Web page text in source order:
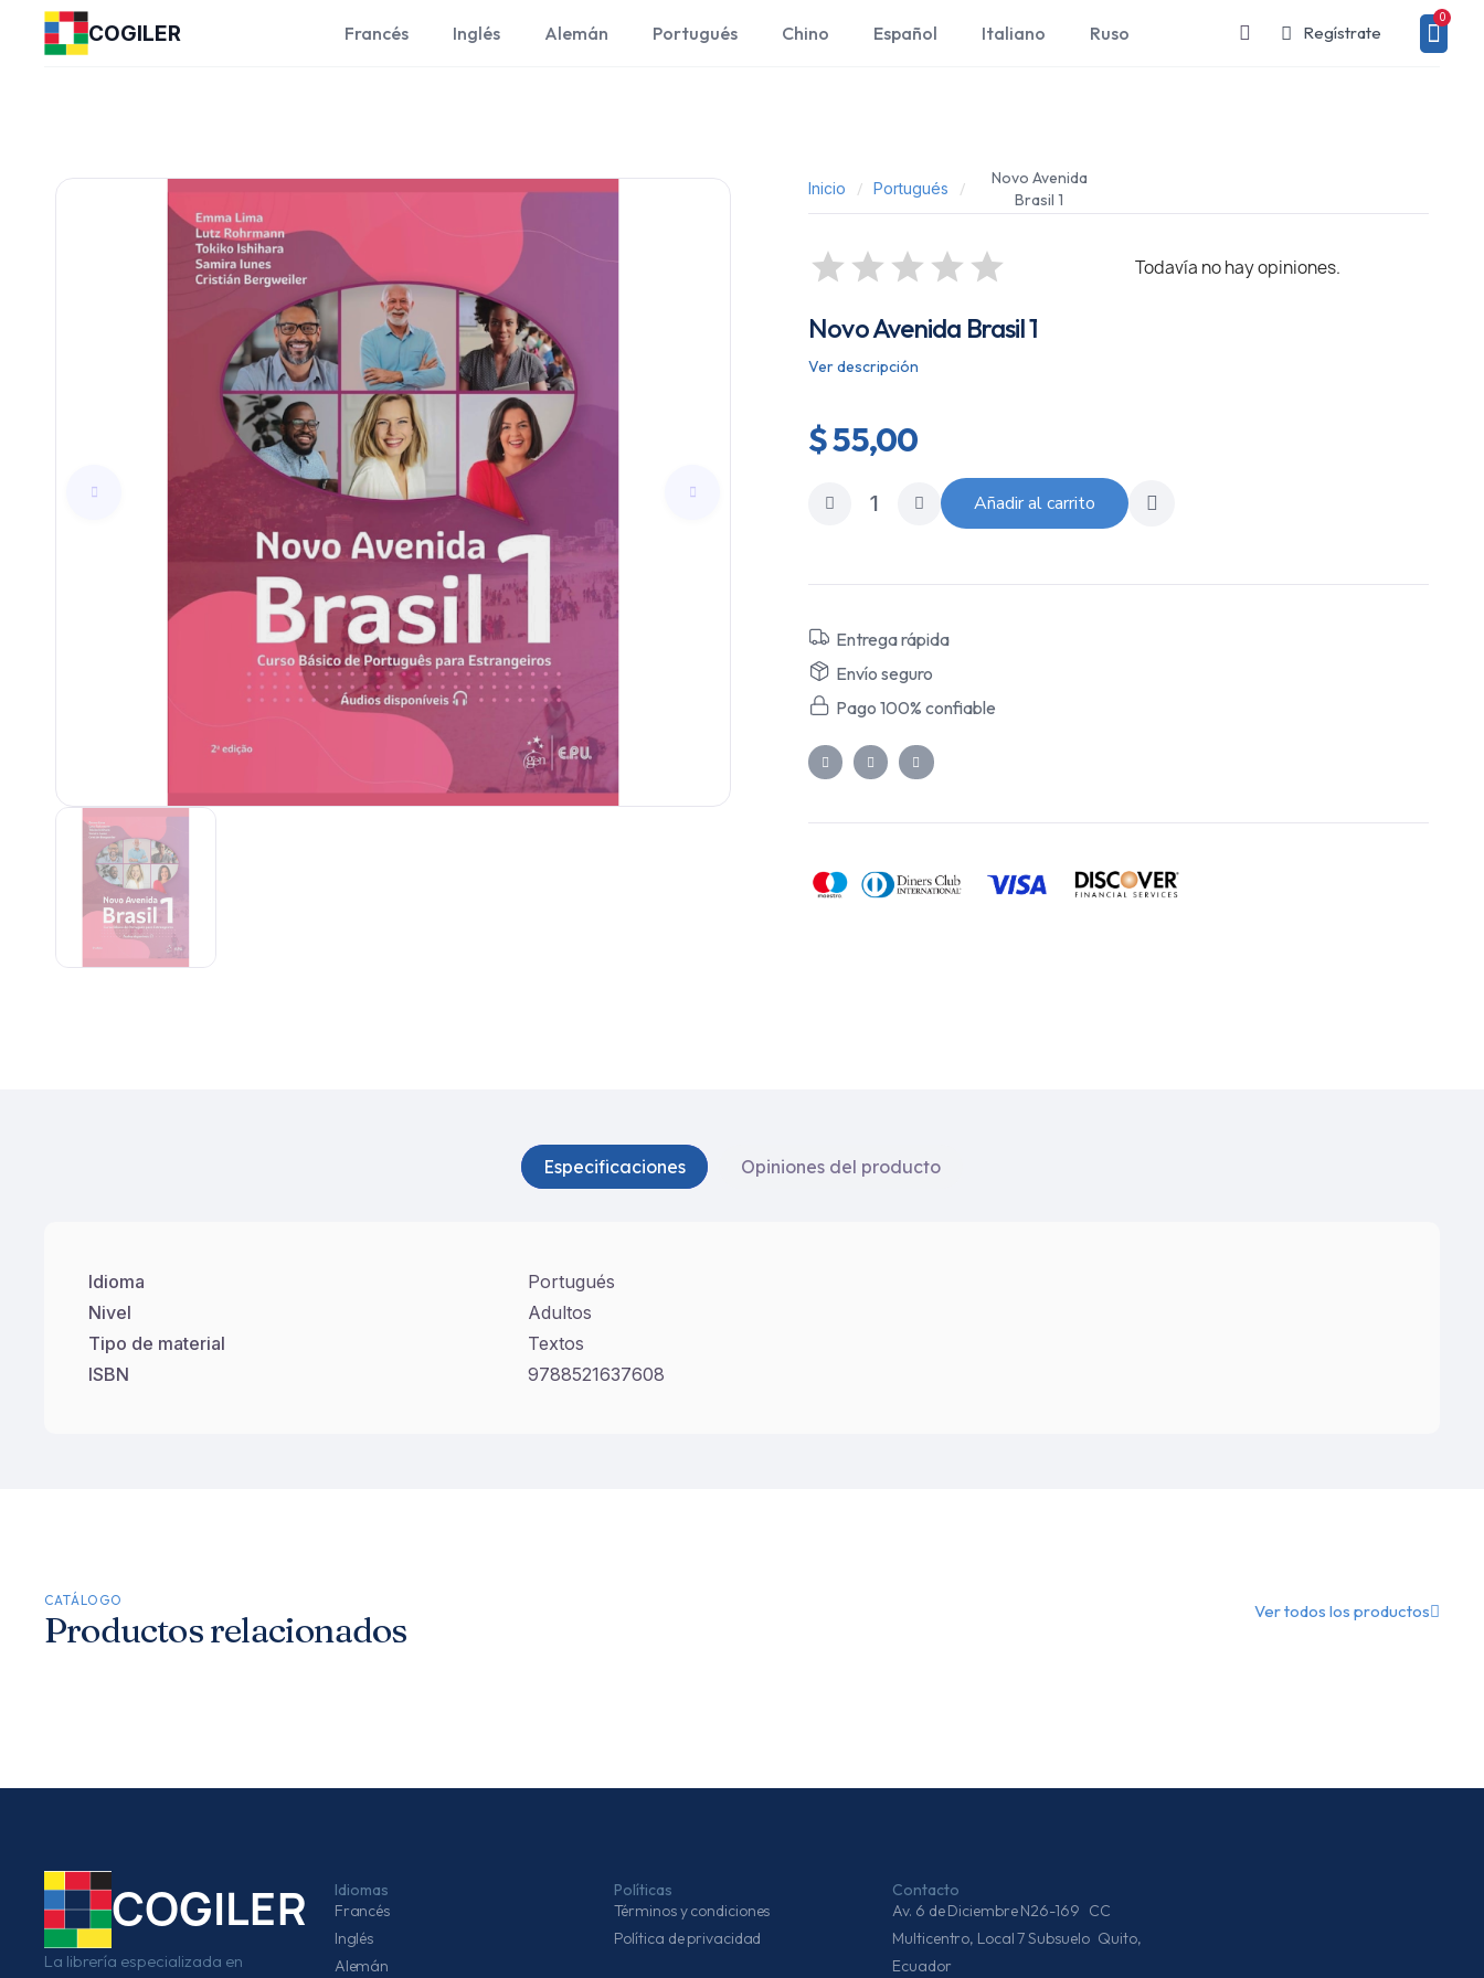
COGILER Francés Inglés Alemán Portugués Chino Español Italiano Ruso Regístrate
Inicio Portugués
Novo Avenida
Brasil 1
Todavía no hay opiniones.
Novo Avenida Brasil 1
Ver descripción
$ 55,00
Añadir al carrito
Entrega rápida
Envío seguro
Pago 100% confiable
Especificaciones Opiniones del producto
Idioma
Portugués
Nivel
Adultos
Tipo de material
Textos
ISBN
9788521637608
CATÁLOGO
Productos relacionados Ver todos los productos
COGILER
La librería especializada en
Idiomas
Francés
Inglés
Alemán
Políticas
Términos y condiciones
Política de privacidad
Contacto
Av. 6 de Diciembre N26-169 CC
Multicentro, Local 7 Subsuelo Quito,
Ecuador